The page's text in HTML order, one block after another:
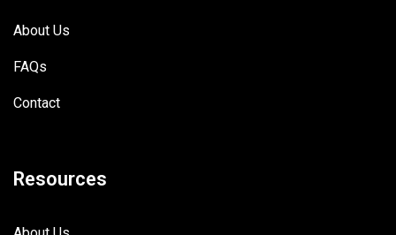
About Us
FAQs
Contact
Resources